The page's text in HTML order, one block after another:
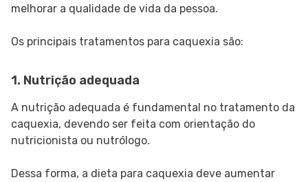
melhorar a qualidade de vida da pessoa.
Os principais tratamentos para caquexia são:
1. Nutrição adequada
A nutrição adequada é fundamental no tratamento da
caquexia, devendo ser feita com orientação do
nutricionista ou nutrólogo.
Dessa forma, a dieta para caquexia deve aumentar